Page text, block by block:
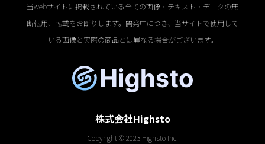
当webサイトに掲載されている全ての画像・テキスト・データの無
断転用、転載をお断りします。開発中につき、当サイトで使用して
いる画像と実際の商品とは異なる場合がございます。
株式会社Highsto
Copyright © 2023 Highsto Inc.